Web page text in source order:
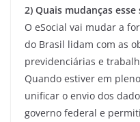
2) Quais mudanças
O eSocial vai mudar a
do Brasil lidam com as
previdenciárias e
Quando estiver em
unificar o envio dos
governo federal e